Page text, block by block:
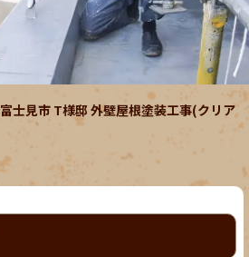
富士見市 T様邸 外壁屋根塗装工事(クリア